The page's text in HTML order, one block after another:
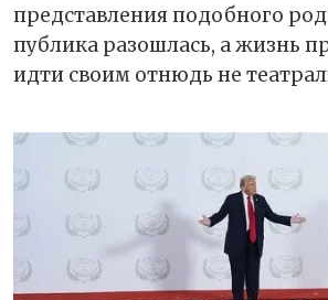
представления подобного
публика разошлась, а жизнь
идти своим отнюдь не